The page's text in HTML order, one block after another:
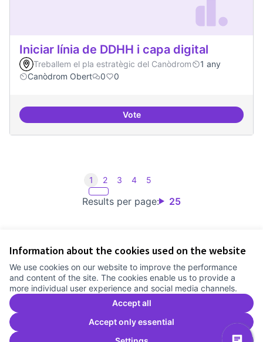
Information about the cookies used on the website
We use cookies on our website to improve the performance
and content of the site. The cookies enable us to provide a
more individual user experience and social media channels.
Accept all
Accept only essential
Iniciar línia de DDHH i capa digital
Treballem el pla estratègic del Canòdrom
1 any
Canòdrom Obert
0 0
VoteIniciar línia de DDHH i capa
Results per page: 25
1 2 3 4 5
Cookie settings
Comunitat Canòdrom at Facebook
(External link)
Comunitat Canòdrom at Instagram
(External link)
Comunitat Canòdrom at YouTube
(External link)
English
Triar la llenguaElegir el idiomaChoose language